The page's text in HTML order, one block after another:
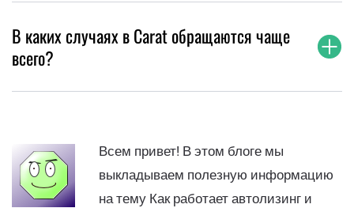
В каких случаях в Carat обращаются чаще
всего?
Всем привет! В этом блоге мы
выкладываем полезную информацию
на тему Как работает автолизинг и